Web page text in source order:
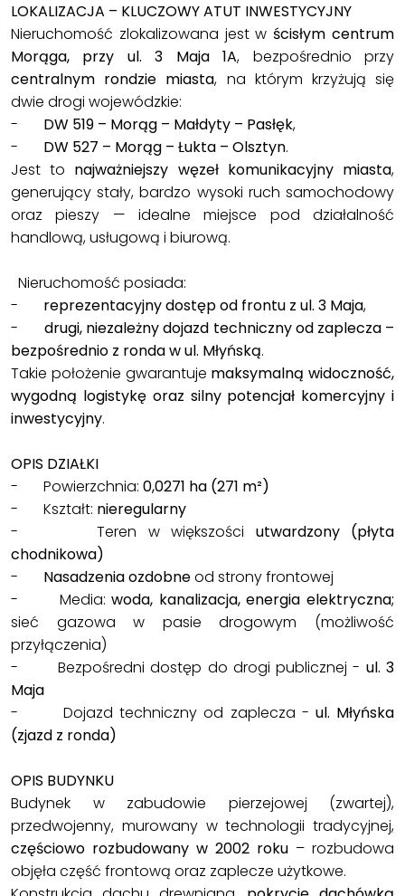
LOKALIZACJA – KLUCZOWY ATUT INWESTYCYJNY
Nieruchomość zlokalizowana jest wścisłym centrum
Morąga, przy ul. 3 Maja 1A, bezpośrednio przy
centralnym rondzie miasta, na którym krzyżują się
dwie drogi wojewódzkie:
- DW 519 – Morąg – Małdyty – Pasłęk,
- DW 527 – Morąg – Łukta – Olsztyn.
Jest to najważniejszy węzeł komunikacyjny miasta,
generujący stały, bardzo wysoki ruch samochodowy
oraz pieszy — idealne miejsce pod działalność
handlową, usługową i biurową.
Nieruchomość posiada:
- reprezentacyjny dostęp od frontu z ul. 3 Maja,
-drugi, niezależny dojazd techniczny od zaplecza –
bezpośrednio z ronda w ul. Młyńską.
Takie położenie gwarantuje maksymalną widoczność,
wygodną logistykę oraz silny potencjał komercyjny i
inwestycyjny.
OPIS DZIAŁKI
- Powierzchnia: 0,0271 ha (271 m²)
- Kształt: nieregularny
- Teren w większości utwardzony (płyta
chodnikowa)
- Nasadzenia ozdobneod strony frontowej
- Media:woda, kanalizacja, energia elektryczna;
sieć gazowa w pasie drogowym (możliwość
przyłączenia)
- Bezpośredni dostęp do drogi publicznej - ul. 3
Maja
- Dojazd techniczny od zaplecza - ul. Młyńska
(zjazd z ronda)
OPIS BUDYNKU
Budynek w zabudowie pierzejowej (zwartej),
przedwojenny, murowany w technologii tradycyjnej,
częściowo rozbudowany w 2002 roku – rozbudowa
objęła część frontową oraz zaplecze użytkowe.